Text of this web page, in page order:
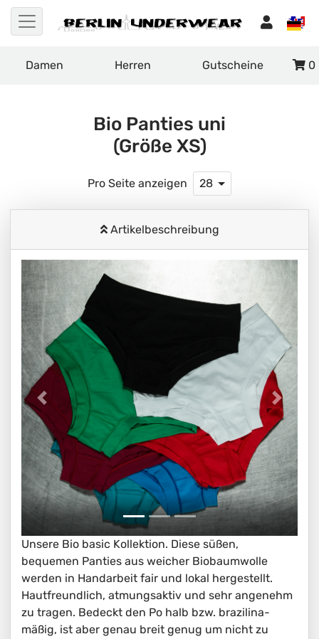
Damen Herren Gutscheine 0
Bio Panties uni
(Größe XS)
Pro Seite anzeigen 28
Artikelbeschreibung
Unsere Bio basic Kollektion. Diese süßen,
bequemen Panties aus weicher Biobaumwolle
werden in Handarbeit fair und lokal hergestellt.
Hautfreundlich, atmungsaktiv und sehr angenehm
zu tragen. Bedeckt den Po halb bzw. brazilina-
mäßig, ist aber genau breit genug um nicht zu